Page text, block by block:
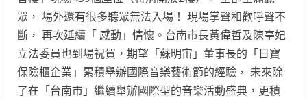
眾， 場外還有很多聽眾無法入場！ 現場掌聲和歡呼聲不
斷， 再次延續「 感動」情懷。台南市長黃偉哲及陳亭妃
立法委員也到場祝賀，期望「蘇明宙」董事長的「日寶
保險櫃企業」累積舉辦國際音樂藝術節的經驗， 未來除
了在「台南市」繼續舉辦國際型的音樂活動盛典，更積